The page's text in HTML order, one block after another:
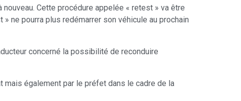
Cette procédure appelée « retest » va être
ne pourra plus redémarrer son véhicule au prochain
concerné la possibilité de reconduire
mais également par le préfet dans le cadre de la